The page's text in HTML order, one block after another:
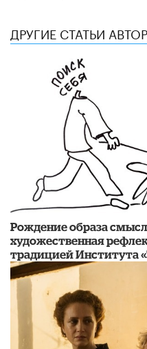
ДРУГИЕ СТАТЬИ
Рождение образа
художественная
традицией Института